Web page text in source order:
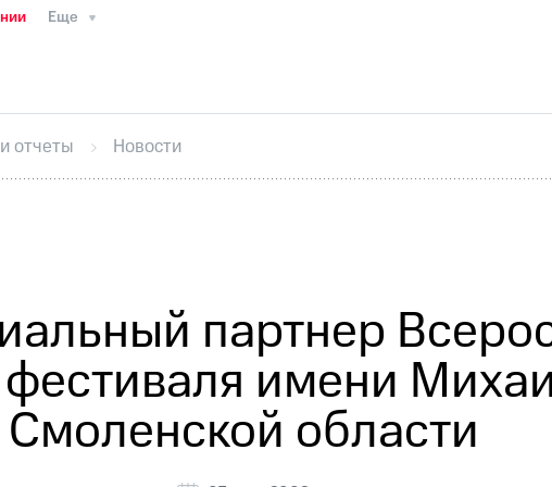
Еще
ИнтервьюФинансовая отчетностьКонтакты
секретарьРаскрытие информации
кабинет акционераАкционерный капиталКонтроль и
отчеты Новости
партнер
имени
Смоленской области